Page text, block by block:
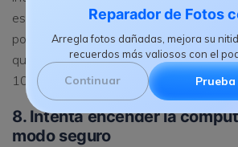
Reparador de Fotos
Arregla fotos dañadas, mejora su
recuerdos más valiosos con el
Continuar
espera hasta cinco minutos antes de
posición original. Si tienes un botón
que mantener presionado el botón de
10 segundos para restablecer la BIOS.
8. Intenta encender la
modo seguro